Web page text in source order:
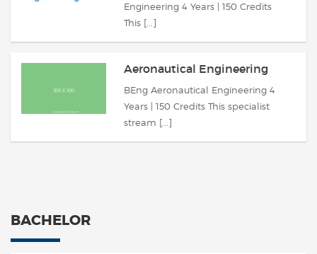
Engineering 4 Years | 150 Credits
This [...]
Aeronautical Engineering
BEng Aeronautical Engineering 4
Years | 150 Credits This specialist
stream [...]
BACHELOR